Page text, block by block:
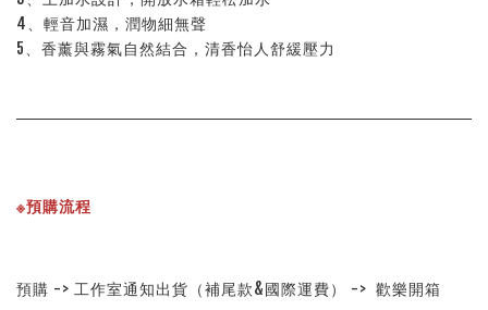
4、輕音加濕，潤物細無聲
5、香薰與霧氣自然結合，清香怡人舒緩壓力
※預購流程
預購 -> 工作室通知出貨（補尾款&國際運費） ->  歡樂開箱